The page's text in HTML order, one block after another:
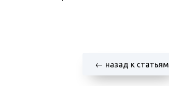
← назад к статьям